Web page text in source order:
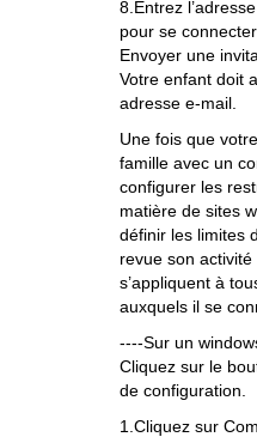
8.Entrez
pour se
Envoyer une
Votre enfant doit
adresse e-mail.
Une fois que
famille avec un
configurer les
matière de sites
définir les limites
revue son
s’appliquent à
auxquels il se
----Sur un
Cliquez sur le
de configuration.
1.Cliquez sur